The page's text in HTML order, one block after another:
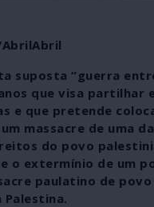
AbrilAbril
suposta “guerra
que visa
e que pretende
massacre de uma
do povo
o extermínio de um
paulatino de